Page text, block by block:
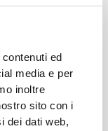
ed
media e per
inoltre
sito con i
dei dati web,